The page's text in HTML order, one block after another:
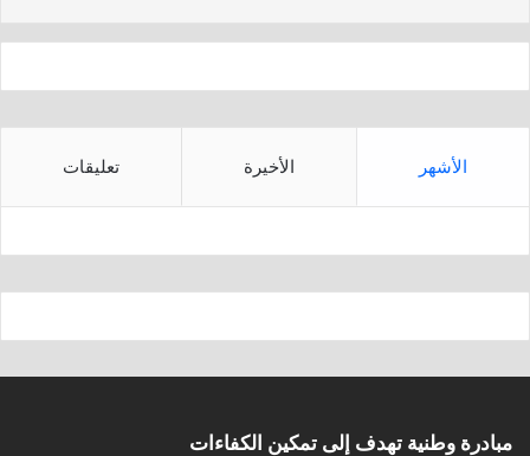
p
الأشهر الأخيرة تعليقات
مبادرة وطنية تهدف إلى تمكين الكفاءات